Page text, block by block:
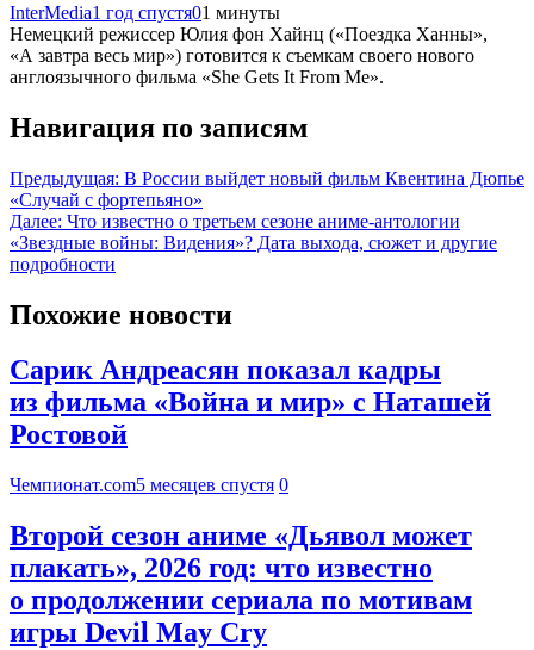
InterMedia1 год спустя01 минуты
Немецкий режиссер Юлия фон Хайнц («Поездка Ханны»,
«А завтра весь мир») готовится к съемкам своего нового
англоязычного фильма «She Gets It From Me».
Навигация по записям
Предыдущая: В России выйдет новый фильм Квентина Дюпье
«Случай с фортепьяно»
Далее: Что известно о третьем сезоне аниме-антологии
«Звездные войны: Видения»? Дата выхода, сюжет и другие
подробности
Похожие новости
Сарик Андреасян показал кадры
из фильма «Война и мир» с Наташей
Ростовой
Чемпионат.com5 месяцев спустя 0
Второй сезон аниме «Дьявол может
плакать», 2026 год: что известно
о продолжении сериала по мотивам
игры Devil May Cry